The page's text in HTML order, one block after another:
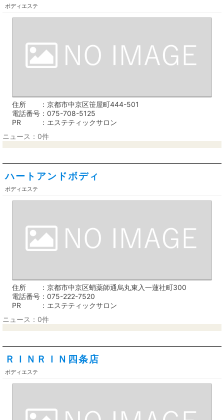
ボディエステ
住所
京都市中京区笹屋町444-501
電話番号
075-708-5125
PR
エステティックサロン
ニュース：0件
ハートアンドボディ
ボディエステ
住所
京都市中京区蛸薬師通烏丸東入一蓮社町300
電話番号
075-222-7520
PR
エステティックサロン
ニュース：0件
ＲＩＮＲＩＮ四条店
ボディエステ